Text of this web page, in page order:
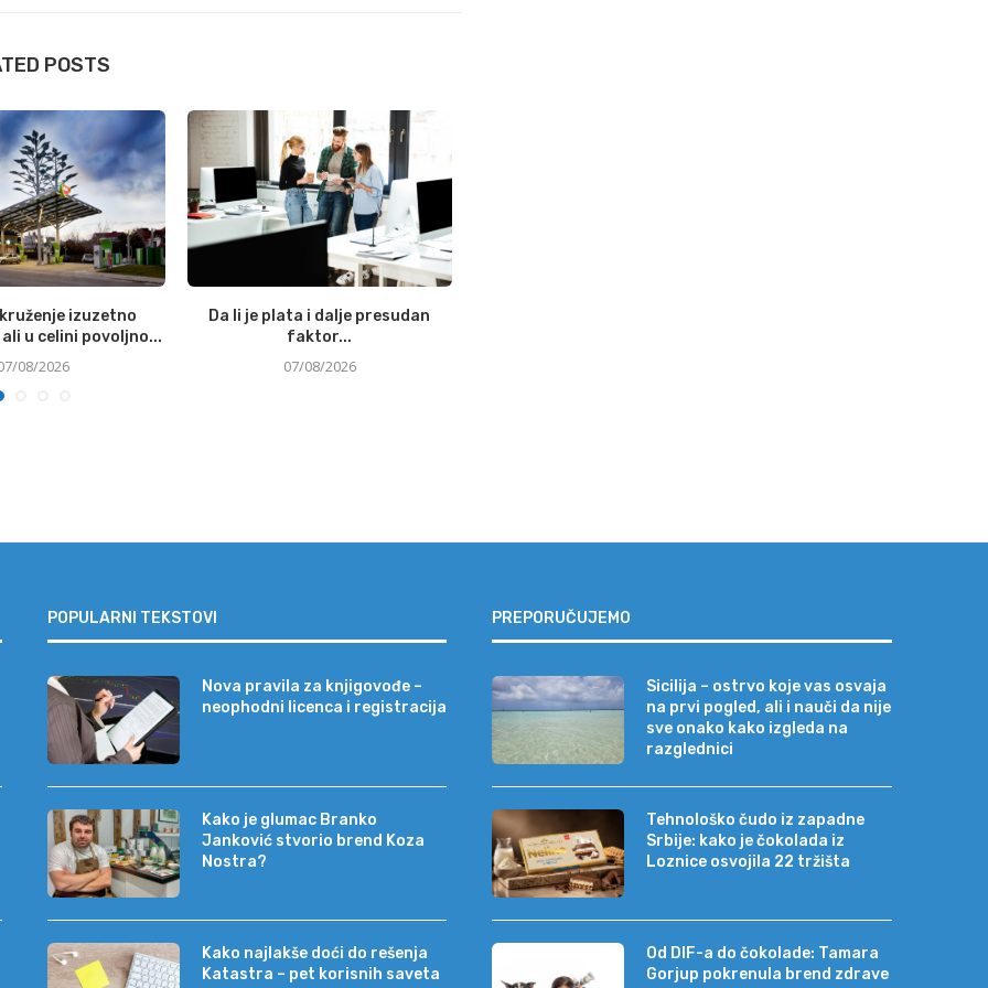
POSTS
izuzetno
u celini povoljno...
08/2026
Da li je plata i dalje presudan
faktor...
07/08/2026
POPULARNI TEKSTOVI
Nova pravila za knjigovođe –
neophodni licenca i registracija
Kako je glumac Branko
Janković stvorio brend Koza
Nostra?
Kako najlakše doći do rešenja
Katastra – pet korisnih saveta
PREPORUČUJEMO
Sicilija – ostrvo koje vas osvaja
na prvi pogled, ali i nauči da nije
sve onako kako izgleda na
razglednici
Tehnološko čudo iz zapadne
Srbije: kako je čokolada iz
Loznice osvojila 22 tržišta
Od DIF-a do čokolade: Tamara
Gorjup pokrenula brend zdrave